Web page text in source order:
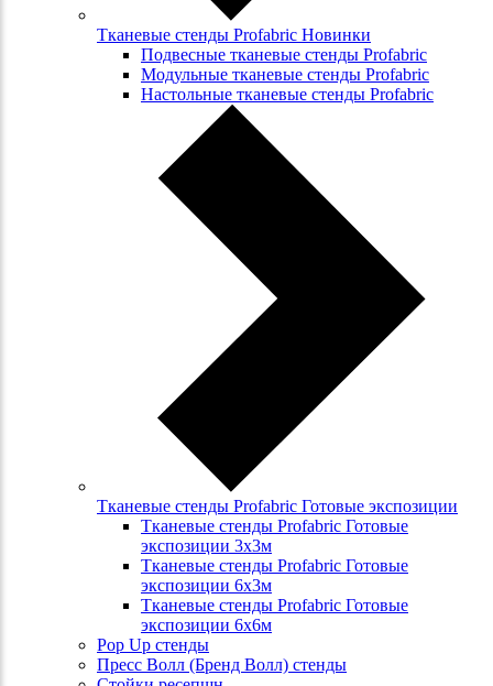
Тканевые стенды Profabric Новинки
Подвесные тканевые стенды Profabric
Модульные тканевые стенды Profabric
Настольные тканевые стенды Profabric
Тканевые стенды Profabric Готовые экспозиции
Тканевые стенды Profabric Готовые
экспозиции 3х3м
Тканевые стенды Profabric Готовые
экспозиции 6х3м
Тканевые стенды Profabric Готовые
экспозиции 6х6м
Pop Up стенды
Пресс Волл (Бренд Волл) стенды